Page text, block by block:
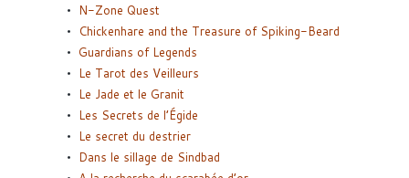
N-Zone Quest
Chickenhare and the Treasure of Spiking-Beard
Guardians of Legends
Le Tarot des Veilleurs
Le Jade et le Granit
Les Secrets de l’Égide
Le secret du destrier
Dans le sillage de Sindbad